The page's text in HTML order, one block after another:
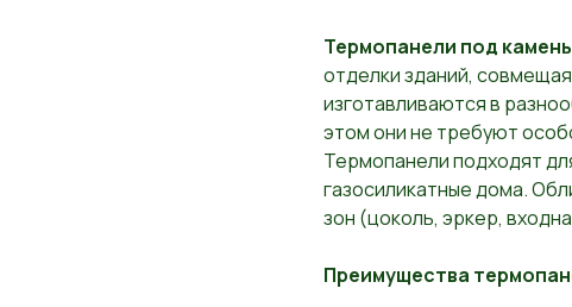
Термопанели под
отделки зданий,
изготавливаются в
этом они не требуют
Термопанели подходят
газосиликатные дома.
зон (цоколь, эркер,
Преимущества